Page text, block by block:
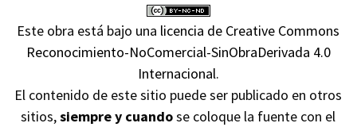
Este obra está bajo una licencia de Creative Commons
Reconocimiento-NoComercial-SinObraDerivada 4.0
Internacional.
El contenido de este sitio puede ser publicado en otros
sitios,siempre y cuandose coloque la fuente con el